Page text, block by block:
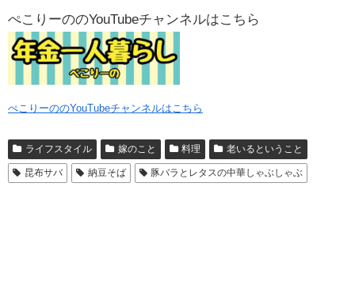
ぺこりーののYouTubeチャンネルはこちら
ぺこりーののYouTubeチャンネルはこちら
ライフスタイル 嫁のこと 料理 老いるということ
昆布サバ 納豆そば 豚バラとレタスの中華しゃぶしゃぶ